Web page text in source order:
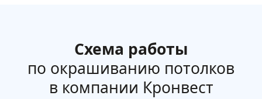
Схема работы
по окрашиванию потолков
в компании Кронвест